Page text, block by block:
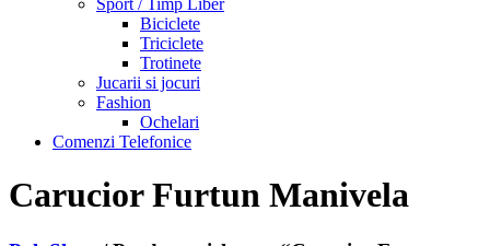
Biciclete
Triciclete
Trotinete
Jucarii si jocuri
Fashion
Ochelari
Comenzi Telefonice
Carucior Furtun Manivela